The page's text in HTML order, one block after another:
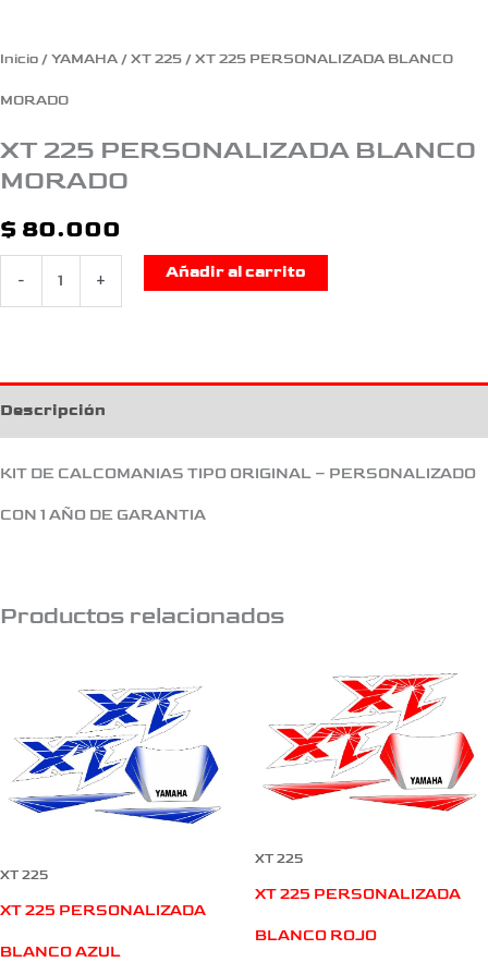
Inicio / YAMAHA / XT 225 / XT 225 PERSONALIZADA BLANCO
MORADO
XT 225 PERSONALIZADA BLANCO
MORADO
$ 80.000
- +
Añadir al carrito
Descripción
KIT DE CALCOMANIAS TIPO ORIGINAL – PERSONALIZADO
CON 1 AÑO DE GARANTIA
Productos relacionados
XT 225
XT 225 PERSONALIZADA
BLANCO AZUL
XT 225
XT 225 PERSONALIZADA
BLANCO ROJO